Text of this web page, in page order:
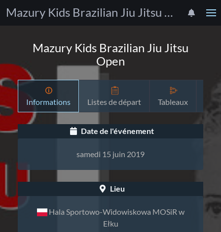
Mazury Kids Brazilian Jiu Jitsu Open
Mazury Kids Brazilian Jiu Jitsu
Open
Informations Listes de départ Tableaux
Date de l'événement
samedi 15 juin 2019
Lieu
Hala Sportowo-Widowiskowa MOSiR w
Ełku